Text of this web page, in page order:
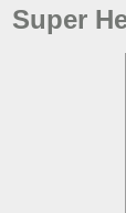
Super